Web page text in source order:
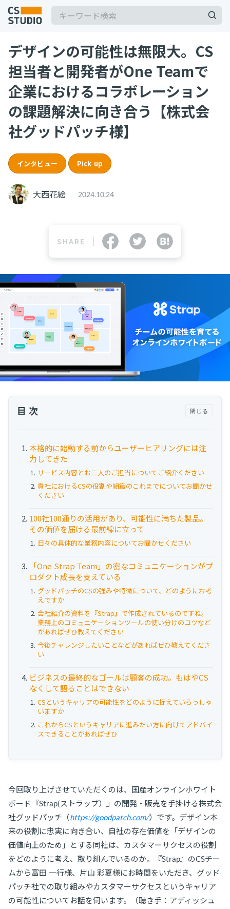
記事
サービス
コンサル・トレーニング
ブートキャンプ
カスタマーサクセス人材派遣・常駐
BPaaS​
既存営業 AI BPO
カスタマーサポート代行
多言語カスタマーサポート対応
CSツール導入・運用支援
ツール選定・運用支援
Zendesk導入支援
その他ご支援​
お役立ち資料
事例
セミナー
相談する
デザインの可能性は無限大。CS
担当者と開発者がOne Teamで
企業におけるコラボレーション
の課題解決に向き合う【株式会
社グッドパッチ様】
インタビュー Pick up
大西花絵 2024.10.24
SHARE
本格的に始動する前からユーザーヒアリングには注
力してきた
サービス内容とお二人のご担当についてご紹介ください
貴社におけるCSの役割や組織のこれまでについてお聞かせ
ください
100社100通りの活用があり、可能性に満ちた製品。
その価値を届ける最前線に立って
日々の具体的な業務内容についてお聞かせください
「One Strap Team」の密なコミュニケーションがプ
ロダクト成長を支えている
グッドパッチのCSの強みや特徴について、どのようにお考
えですか
会社紹介の資料を『Strap』で作成されているのですね。
業務上のコミュニケーションツールの使い分けのコツなど
があればぜひ教えてください
今後チャレンジしたいことなどがあればぜひ教えてくださ
い
ビジネスの最終的なゴールは顧客の成功。もはやCS
なくして語ることはできない
CSというキャリアの可能性をどのように捉えていらっしゃ
いますか
これからCSというキャリアに進みたい方に向けてアドバイ
スできることがあればぜひ
目次 閉じる
今回取り上げさせていただくのは、国産オンラインホワイト
ボード『Strap(ストラップ）』の開発・販売を手掛ける株式会
社グッドパッチ（https://goodpatch.com/）です。デザイン本
来の役割に忠実に向き合い、自社の存在価値を「デザインの
価値向上のため」とする同社は、カスタマーサクセスの役割
をどのように考え、取り組んでいるのか。『Strap』のCSチー
ムから富田 一行様、片山 彩夏様にお時間をいただき、グッド
パッチ社での取り組みやカスタマーサクセスというキャリア
の可能性についてお話を伺います。（聴き手：アディッシュ